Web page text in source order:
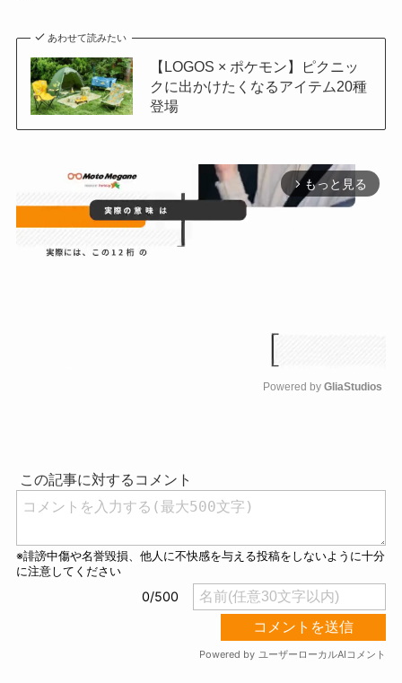
あわせて読みたい
【LOGOS × ポケモン】ピクニッ
クに出かけたくなるアイテム20種
登場
arrow_forward_ios もっと見る
Powered by GliaStudios